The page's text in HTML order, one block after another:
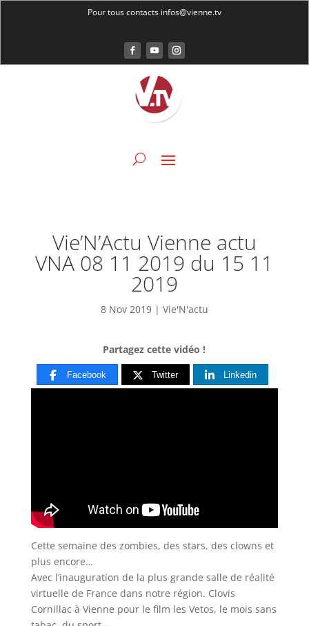
Pour tous contacts infos@vienne.tv
Vie’N’Actu Vienne actu
VNA 08 11 2019 du 15 11
2019
8 Nov 2019| Vie'N'actu
Partagez cette vidéo !
Facebook Twitter Linkedin
Cette semaine des zombies, des stars, des clowns et
plus encore…
Avec l’inauguration de la plus grande salle de réalité
virtuelle de France dans notre région. Clovis
Cornillac à Vienne pour le film les Vetos, le mois sans